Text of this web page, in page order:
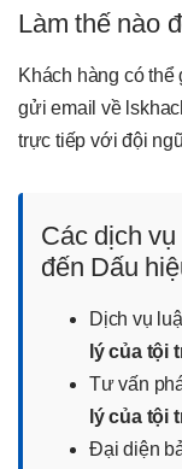
Làm thế nào
Khách hàng có
gửi email về
trực tiếp với đội
Các dịch
đến Dấu
Dịch vụ
lý của tội
Tư vấn
lý của tội
Đại diện